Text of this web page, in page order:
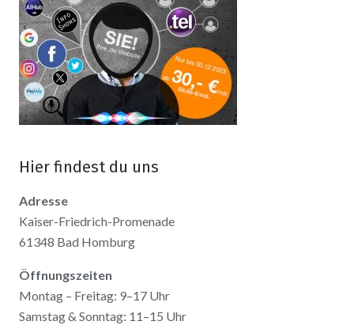
Hier findest du uns
Adresse
Kaiser-Friedrich-Promenade
61348 Bad Homburg
Öffnungszeiten
Montag – Freitag: 9–17 Uhr
Samstag & Sonntag: 11–15 Uhr